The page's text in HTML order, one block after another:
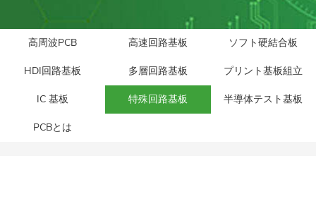
高周波PCB 高速回路基板 ソフト硬結合板
HDI回路基板 多層回路基板 プリント基板組立
IC 基板 特殊回路基板 半導体テスト基板
PCBとは